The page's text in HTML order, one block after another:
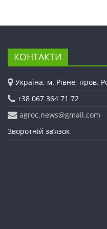
КОНТАКТИ
Україна, м. Рівне, пров.
+38 067 364 71 72
agroc.news@gmail.com
Зворотній зв’язок